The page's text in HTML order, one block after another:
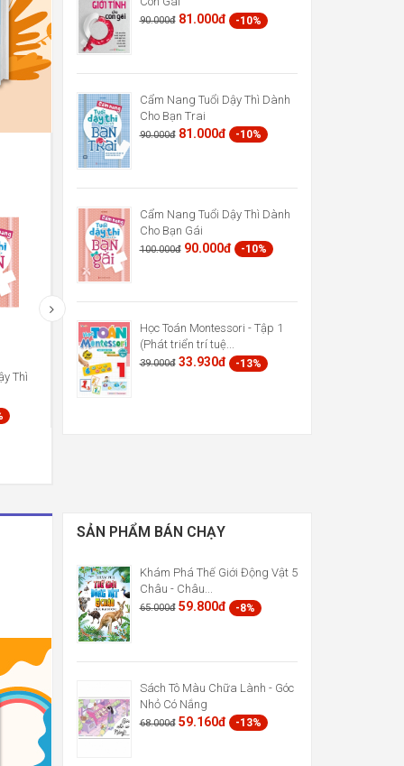
Thì
Phương Pháp Giáo Dục Sớm
Montessori Cho Trẻ Từ 0...
55.000đ 47.850đ -13%
Cùng Con Chống Nạn Bắt Nạt
135.000đ
90.000đ 81.000đ -10%
Cẩm Nang Tuổi Dậy Thì Dành
Cho Bạn Trai
90.000đ 81.000đ -10%
Cẩm Nang Tuổi Dậy Thì Dành
Cho Bạn Gái
100.000đ 90.000đ -10%
Học Toán Montessori - Tập 1
(Phát triển trí tuệ...
39.000đ 33.930đ -13%
SẢN PHẨM BÁN CHẠY
Khám Phá Thế Giới Động Vật 5
Châu - Châu...
65.000đ 59.800đ -8%
Sách Tô Màu Chữa Lành - Góc
Nhỏ Có Nắng
68.000đ 59.160đ -13%